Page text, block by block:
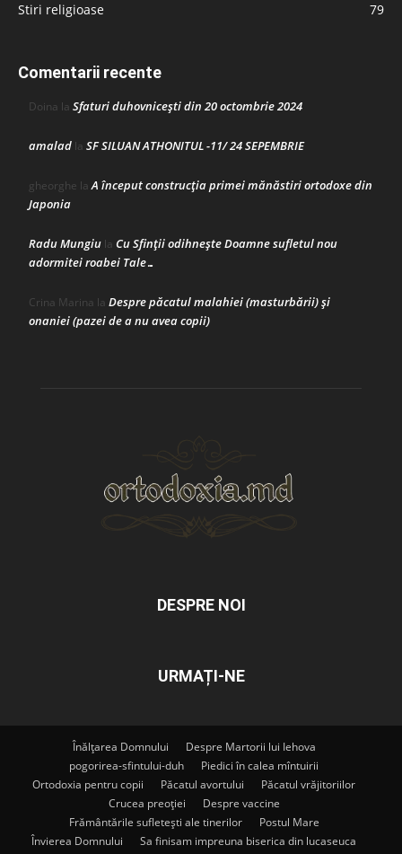
Stiri religioase
79
Comentarii recente
Doina la Sfaturi duhovnicești din 20 octombrie 2024
amalad la SF SILUAN ATHONITUL -11/ 24 SEPEMBRIE
gheorghe laA început construcţia primei mănăstiri ortodoxe din
Japonia
Radu Mungiu la Cu Sfinții odihnește Doamne sufletul nou
adormitei roabei Tale…
Crina Marina la Despre păcatul malahiei (masturbării) şi
onaniei (pazei de a nu avea copii)
DESPRE NOI
URMAȚI-NE
Înălțarea Domnului
Despre Martorii lui Iehova
pogorirea-sfintului-duh
Piedici în calea mîntuirii
Ortodoxia pentru copii
Păcatul avortului
Păcatul vrăjitoriilor
Crucea preoției
Despre vaccine
Frământările sufletești ale tinerilor
Postul Mare
Învierea Domnului
Sa finisam impreuna biserica din lucaseuca